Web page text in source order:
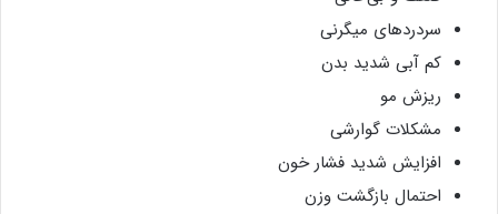
سردردهای میگرنی
کم آبی شدید بدن
ریزش مو
مشکلات گوارشی
افزایش شدید فشار خون
احتمال بازگشت وزن